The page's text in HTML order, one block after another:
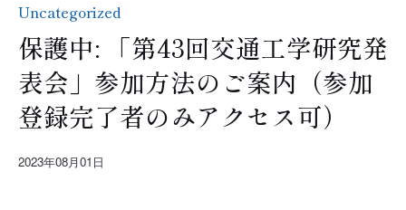
Uncategorized
保護中: 「第43回交通工学研究発
表会」参加方法のご案内（参加
登録完了者のみアクセス可）
2023年08月01日